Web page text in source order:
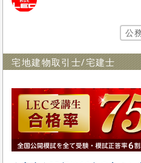
公
宅地建物取引士/宅建士